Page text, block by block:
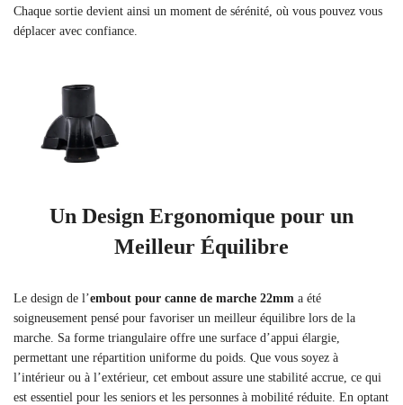
Chaque sortie devient ainsi un moment de sérénité, où vous pouvez vous
déplacer avec confiance.
Un Design Ergonomique pour un
Meilleur Équilibre
Le design de l’embout pour canne de marche 22mm a été
soigneusement pensé pour favoriser un meilleur équilibre lors de la
marche. Sa forme triangulaire offre une surface d’appui élargie,
permettant une répartition uniforme du poids. Que vous soyez à
l’intérieur ou à l’extérieur, cet embout assure une stabilité accrue, ce qui
est essentiel pour les seniors et les personnes à mobilité réduite. En optant